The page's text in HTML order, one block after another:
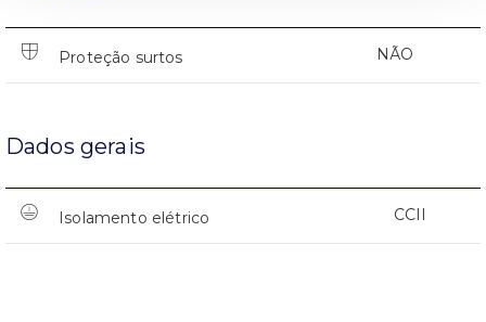
Proteção surtos NÃO
Dados gerais
Isolamento elétrico CCII